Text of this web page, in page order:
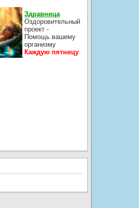
Здравница
Оздоровительный
проект -
Помощь вашему
организму
Каждую пятницу